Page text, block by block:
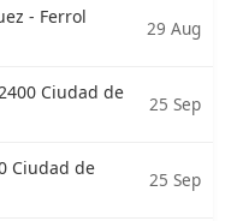
- Ferrol
29 Aug
Ciudad de
25 Sep
Ciudad de
25 Sep